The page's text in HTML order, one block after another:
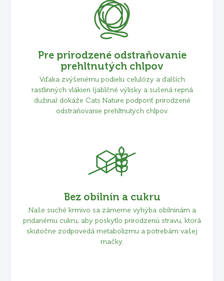
Pre prirodzené odstraňovanie
prehltnutých chlpov
Vďaka zvýšenému podielu celulózy a ďalších
rastlinných vlákien (jablčné výlisky a sušená repná
dužina) dokáže Cats Nature podporiť prirodzené
odstraňovanie prehltnutých chlpov.
Bez obilnín a cukru
Naše suché krmivo sa zámerne vyhýba obilninám a
pridanému cukru, aby poskytlo prirodzenú stravu, ktorá
skutočne zodpovedá metabolizmu a potrebám vašej
mačky.